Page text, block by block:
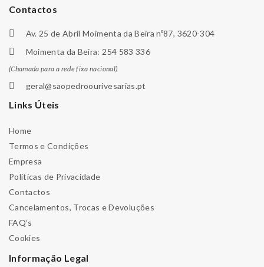
Contactos
Av. 25 de Abril Moimenta da Beira nº87, 3620-304
Moimenta da Beira: 254 583 336
(Chamada para a rede fixa nacional)
geral@saopedroourivesarias.pt
Links Úteis
Home
Termos e Condições
Empresa
Políticas de Privacidade
Contactos
Cancelamentos, Trocas e Devoluções
FAQ’s
Cookies
Informação Legal